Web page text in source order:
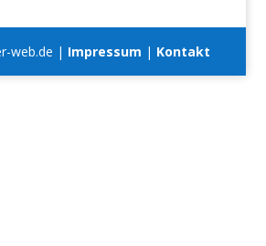
web.de | Impressum | Kontakt